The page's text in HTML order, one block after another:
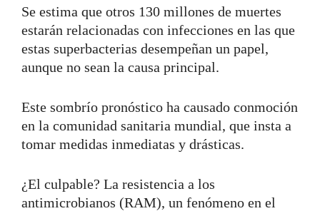
Se estima que otros 130 millones de muertes
estarán relacionadas con infecciones en las que
estas superbacterias desempeñan un papel,
aunque no sean la causa principal.
Este sombrío pronóstico ha causado conmoción
en la comunidad sanitaria mundial, que insta a
tomar medidas inmediatas y drásticas.
¿El culpable? La resistencia a los
antimicrobianos (RAM), un fenómeno en el